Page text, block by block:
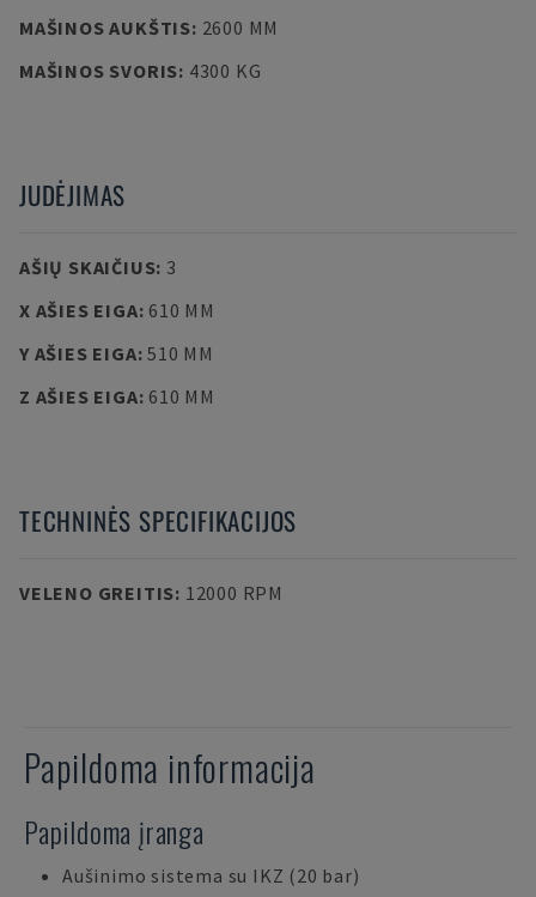
MAŠINOS AUKŠTIS: 2600 MM
MAŠINOS SVORIS: 4300 KG
JUDĖJIMAS
AŠIŲ SKAIČIUS: 3
X AŠIES EIGA: 610 MM
Y AŠIES EIGA:510 MM
Z AŠIES EIGA: 610 MM
TECHNINĖS SPECIFIKACIJOS
VELENO GREITIS: 12000 RPM
Papildoma informacija
Papildoma įranga
Aušinimo sistema su IKZ (20 bar)